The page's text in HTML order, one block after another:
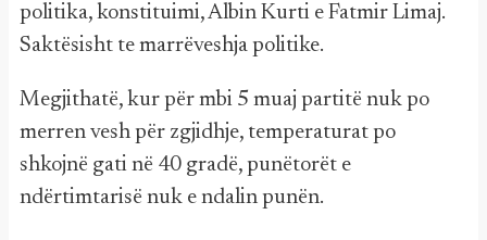
politika, konstituimi, Albin Kurti e Fatmir Limaj.
Saktësisht te marrëveshja politike.
Megjithatë, kur për mbi 5 muaj partitë nuk po
merren vesh për zgjidhje, temperaturat po
shkojnë gati në 40 gradë, punëtorët e
ndërtimtarisë nuk e ndalin punën.